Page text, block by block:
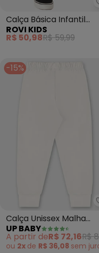
Calça Básica Infantil
(Preto)
ROVI KIDS
R$ 50,98R$ 59,99
-15%
Calça Unissex Malha
Térmica (Bege)
UP BABY
A partir deR$ 72,16R$
ou 2x de R$ 36,08 sem